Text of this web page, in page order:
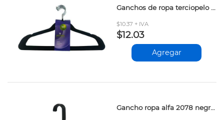
Ganchos de ropa terciopelo negro set10
$10.37 + IVA
$12.03
Agregar
Gancho ropa alfa 2078 negro 6und